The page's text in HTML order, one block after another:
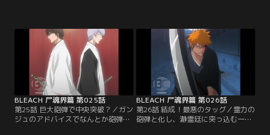
いた目覚まし時計に勝負を中断され
る。現れた時と同様にあっという間
に去って行くイノシシ軍団。ボーゼ
ンとする一護達。翌朝、瀞霊廷に入
る方法を知る『志波空鶴（しばくう
かく）』という人物を…。【提供：
バンダイチャンネル】
である。驚く一護達の前で突入方法
を説明する空鶴。それは一護達を霊
力で固めた砲弾にして志波家が誇る
火筒で打ち上げ、空から瀞霊廷に突
っ込むというとてつもない方法だっ
た。無理やり霊力の砲弾を…。【提
供：バンダイチャンネル】
BLEACH 尸魂界篇 第025話
第25話 巨大砲弾で中央突破？／ガン
ジュのアドバイスでなんとか砲弾の
形成のための霊力のコントロールに
BLEACH 尸魂界篇 第026話
第26話 結成！最悪のタッグ／霊力の
砲弾と化し、瀞霊廷に突っ込む一護